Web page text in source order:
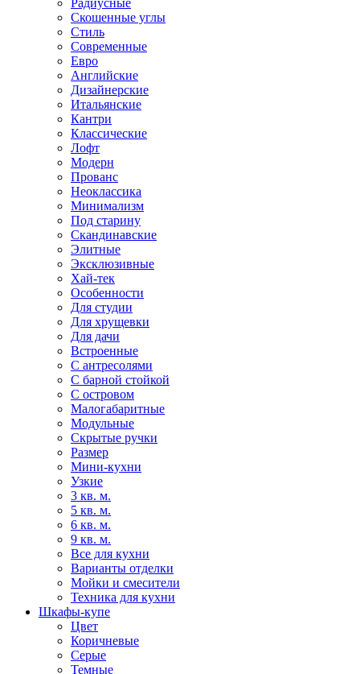
Радиусные
Скошенные углы
Стиль
Современные
Евро
Английские
Дизайнерские
Итальянские
Кантри
Классические
Лофт
Модерн
Прованс
Неоклассика
Минимализм
Под старину
Скандинавские
Элитные
Эксклюзивные
Хай-тек
Особенности
Для студии
Для хрущевки
Для дачи
Встроенные
С антресолями
С барной стойкой
С островом
Малогабаритные
Модульные
Скрытые ручки
Размер
Мини-кухни
Узкие
3 кв. м.
5 кв. м.
6 кв. м.
9 кв. м.
Все для кухни
Варианты отделки
Мойки и смесители
Техника для кухни
Шкафы-купе
Цвет
Коричневые
Серые
Темные